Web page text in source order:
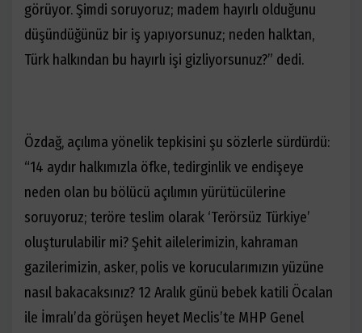
görüyor. Şimdi soruyoruz; madem hayırlı olduğunu
düşündüğünüz bir iş yapıyorsunuz; neden halktan,
Türk halkından bu hayırlı işi gizliyorsunuz?” dedi.
Özdağ, açılıma yönelik tepkisini şu sözlerle sürdürdü:
“14 aydır halkımızla öfke, tedirginlik ve endişeye
neden olan bu bölücü açılımın yürütücülerine
soruyoruz; teröre teslim olarak ‘Terörsüz Türkiye’
oluşturulabilir mi? Şehit ailelerimizin, kahraman
gazilerimizin, asker, polis ve korucularımızın yüzüne
nasıl bakacaksınız? 12 Aralık günü bebek katili Öcalan
ile İmralı’da görüşen heyet Meclis’te MHP Genel